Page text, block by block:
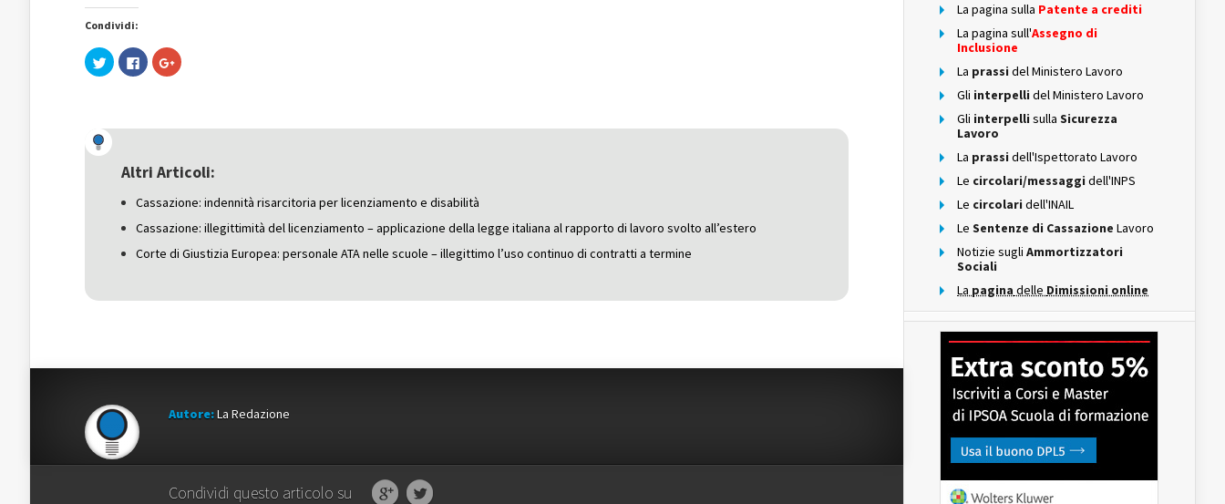
Condividi:
Fai
clic
(Si
apre
una
nuova
Fai
clic
nuova
finestra)
Fai
clic
una
nuova
Altri Articoli:
Cassazione: indennità risarcitoria per licenziamento e disabilità
Cassazione: illegittimità del licenziamento – applicazione della legge italiana al rapporto di lavoro svolto all’estero
Corte di Giustizia Europea: personale ATA nelle scuole – illegittimo l’uso continuo di contratti a termine
Autore:La Redazione
Condividi questo articolo su
La pagina sulla Patente a crediti
La pagina sull'Assegno di
Inclusione
La prassi del Ministero Lavoro
Gli interpelli del Ministero Lavoro
Gli interpelli sulla Sicurezza
Lavoro
La prassi dell'Ispettorato Lavoro
Le circolari/messaggi dell'INPS
Le circolari dell'INAIL
Le Sentenze di Cassazione Lavoro
Notizie sugli Ammortizzatori
Sociali
La pagina delle Dimissioni online